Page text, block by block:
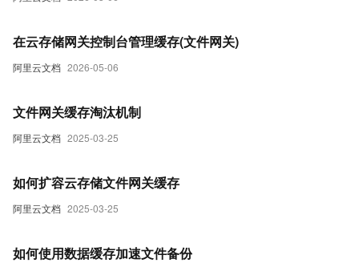
阿里云文档 2026-05-06
在云存储网关控制台管理缓存(文件网关)
阿里云文档 2025-03-25
文件网关缓存淘汰机制
阿里云文档 2025-03-25
如何扩容云存储文件网关缓存
如何使用数据缓存加速文件备份